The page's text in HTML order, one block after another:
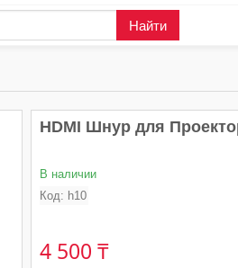
Найти
HDMI Шнур для
В наличии
Код: h10
4 500 ₸